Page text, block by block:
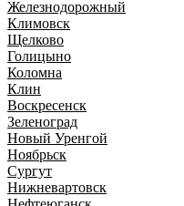
Железнодорожный
Климовск
Щелково
Голицыно
Коломна
Клин
Воскресенск
Зеленоград
Новый Уренгой
Ноябрьск
Сургут
Нижневартовск